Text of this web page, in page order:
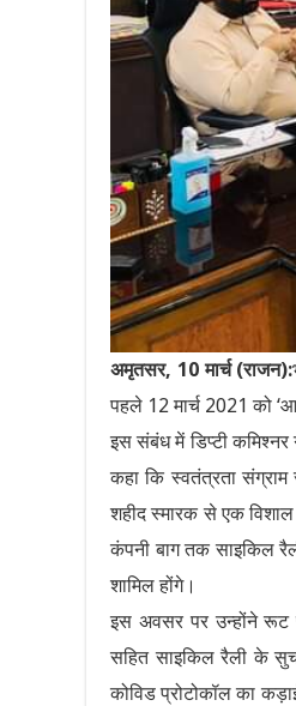
अमृतसर, 10 मार्च (राजन):
पहले 12 मार्च 2021 को
इस संबंध में डिप्टी कमिश्नर
कहा कि स्वतंत्रता
शहीद स्मारक से एक
कंपनी बाग तक साइकिल
शामिल होंगे।
इस अवसर पर उन्होंने रूट
सहित साइकिल रैली के
कोविड प्रोटोकॉल का